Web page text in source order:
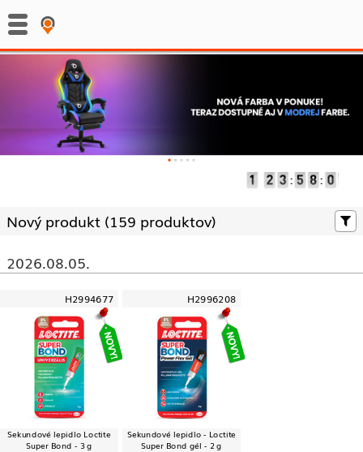
: :
Nový produkt (159 produktov)
2026.08.05.
H2994677
Sekundové lepidlo Loctite
Super Bond - 3 g
H2996208
Sekundové lepidlo - Loctite
Super Bond gél - 2 g